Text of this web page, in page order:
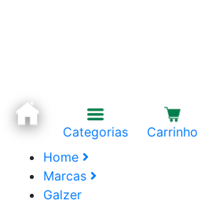
Categorias Carrinho
Home
Marcas
Galzer